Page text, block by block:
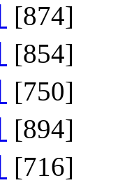
[874]
[854]
[750]
[894]
[716]